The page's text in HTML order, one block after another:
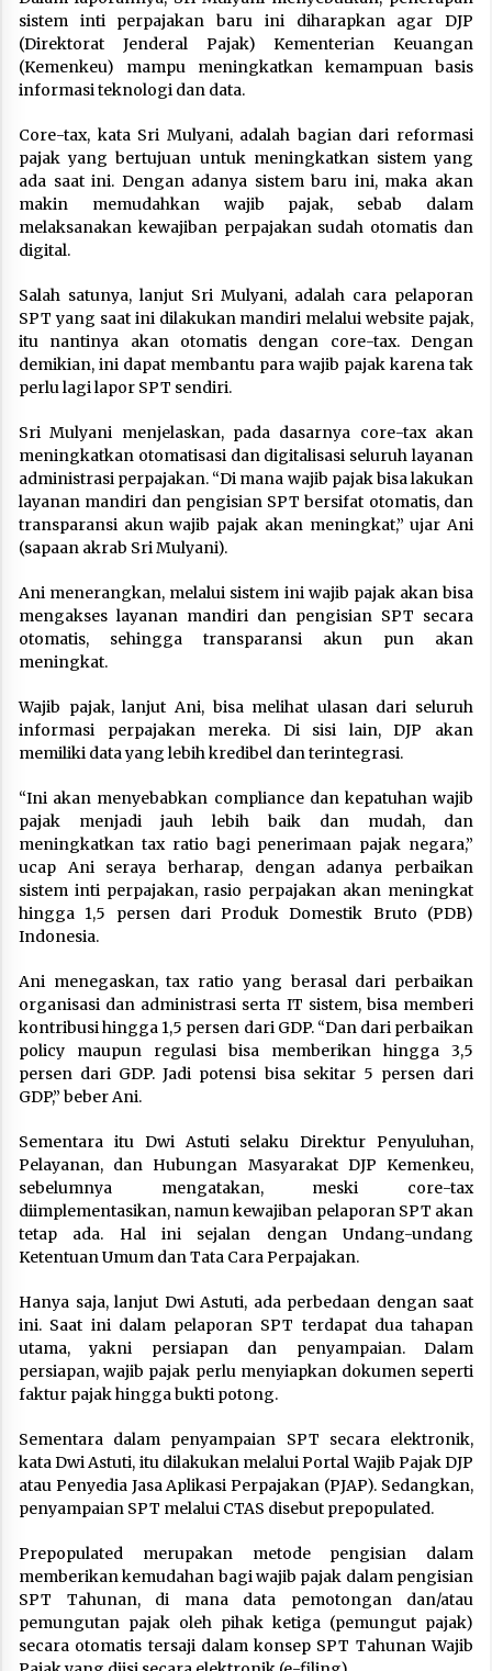
sistem inti perpajakan baru ini diharapkan agar DJP
(Direktorat Jenderal Pajak) Kementerian Keuangan
(Kemenkeu) mampu meningkatkan kemampuan basis
informasi teknologi dan data.
Core-tax, kata Sri Mulyani, adalah bagian dari reformasi
pajak yang bertujuan untuk meningkatkan sistem yang
ada saat ini. Dengan adanya sistem baru ini, maka akan
makin memudahkan wajib pajak, sebab dalam
melaksanakan kewajiban perpajakan sudah otomatis dan
digital.
Salah satunya, lanjut Sri Mulyani, adalah cara pelaporan
SPT yang saat ini dilakukan mandiri melalui website pajak,
itu nantinya akan otomatis dengan core-tax. Dengan
demikian, ini dapat membantu para wajib pajak karena tak
perlu lagi lapor SPT sendiri.
Sri Mulyani menjelaskan, pada dasarnya core-tax akan
meningkatkan otomatisasi dan digitalisasi seluruh layanan
administrasi perpajakan. “Di mana wajib pajak bisa lakukan
layanan mandiri dan pengisian SPT bersifat otomatis, dan
transparansi akun wajib pajak akan meningkat,” ujar Ani
(sapaan akrab Sri Mulyani).
Ani menerangkan, melalui sistem ini wajib pajak akan bisa
mengakses layanan mandiri dan pengisian SPT secara
otomatis, sehingga transparansi akun pun akan
meningkat.
Wajib pajak, lanjut Ani, bisa melihat ulasan dari seluruh
informasi perpajakan mereka. Di sisi lain, DJP akan
memiliki data yang lebih kredibel dan terintegrasi.
“Ini akan menyebabkan compliance dan kepatuhan wajib
pajak menjadi jauh lebih baik dan mudah, dan
meningkatkan tax ratio bagi penerimaan pajak negara,”
ucap Ani seraya berharap, dengan adanya perbaikan
sistem inti perpajakan, rasio perpajakan akan meningkat
hingga 1,5 persen dari Produk Domestik Bruto (PDB)
Indonesia.
Ani menegaskan, tax ratio yang berasal dari perbaikan
organisasi dan administrasi serta IT sistem, bisa memberi
kontribusi hingga 1,5 persen dari GDP. “Dan dari perbaikan
policy maupun regulasi bisa memberikan hingga 3,5
persen dari GDP. Jadi potensi bisa sekitar 5 persen dari
GDP,” beber Ani.
Sementara itu Dwi Astuti selaku Direktur Penyuluhan,
Pelayanan, dan Hubungan Masyarakat DJP Kemenkeu,
sebelumnya mengatakan, meski core-tax
diimplementasikan, namun kewajiban pelaporan SPT akan
tetap ada. Hal ini sejalan dengan Undang-undang
Ketentuan Umum dan Tata Cara Perpajakan.
Hanya saja, lanjut Dwi Astuti, ada perbedaan dengan saat
ini. Saat ini dalam pelaporan SPT terdapat dua tahapan
utama, yakni persiapan dan penyampaian. Dalam
persiapan, wajib pajak perlu menyiapkan dokumen seperti
faktur pajak hingga bukti potong.
Sementara dalam penyampaian SPT secara elektronik,
kata Dwi Astuti, itu dilakukan melalui Portal Wajib Pajak DJP
atau Penyedia Jasa Aplikasi Perpajakan (PJAP). Sedangkan,
penyampaian SPT melalui CTAS disebut prepopulated.
Prepopulated merupakan metode pengisian dalam
memberikan kemudahan bagi wajib pajak dalam pengisian
SPT Tahunan, di mana data pemotongan dan/atau
pemungutan pajak oleh pihak ketiga (pemungut pajak)
secara otomatis tersaji dalam konsep SPT Tahunan Wajib